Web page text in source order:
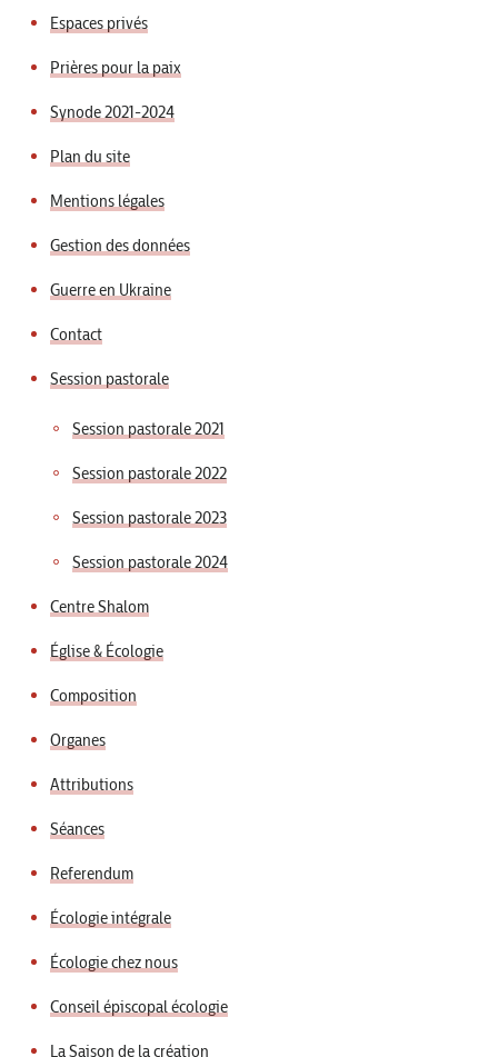
Espaces privés
Prières pour la paix
Synode 2021-2024
Plan du site
Mentions légales
Gestion des données
Guerre en Ukraine
Contact
Session pastorale
Session pastorale 2021
Session pastorale 2022
Session pastorale 2023
Session pastorale 2024
Centre Shalom
Église & Écologie
Composition
Organes
Attributions
Séances
Referendum
Écologie intégrale
Écologie chez nous
Conseil épiscopal écologie
La Saison de la création